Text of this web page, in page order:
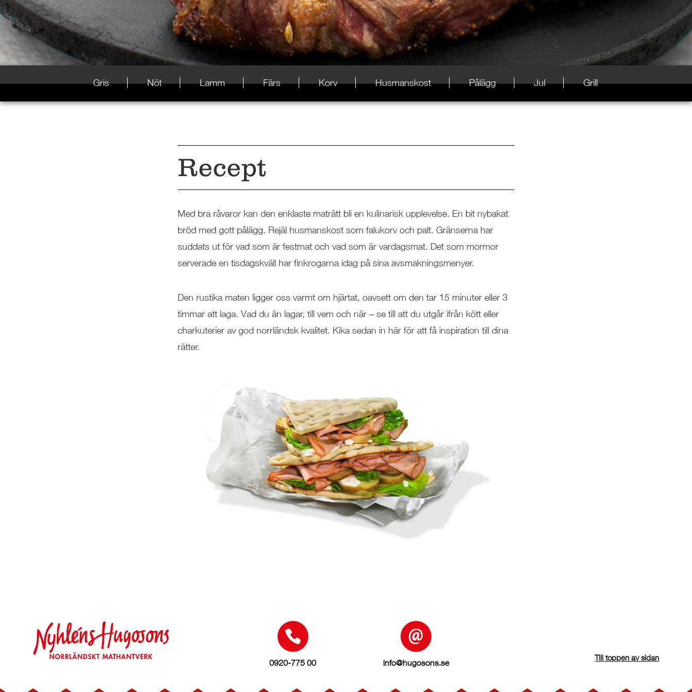
Gris Nöt Lamm Färs Korv Husmanskost Pålägg Jul Grill
Recept
Med bra råvaror kan den enklaste maträtt bli en kulinarisk upplevelse. En bit nybakat
bröd med gott pålägg. Rejäl husmanskost som falukorv och palt. Gränserna har
suddats ut för vad som är festmat och vad som är vardagsmat. Det som mormor
serverade en tisdagskväll har finkrogarna idag på sina avsmakningsmenyer.
Den rustika maten ligger oss varmt om hjärtat, oavsett om den tar 15 minuter eller 3
timmar att laga. Vad du än lagar, till vem och när – se till att du utgår ifrån kött eller
charkuterier av god norrländsk kvalitet. Kika sedan in här för att få inspiration till dina
rätter.
0920-775 00 info@hugosons.se
Till toppen av sidan